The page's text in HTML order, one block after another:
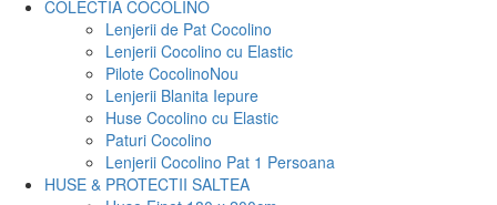
COLECTIA COCOLINO
Lenjerii de Pat Cocolino
Lenjerii Cocolino cu Elastic
Pilote CocolinoNou
Lenjerii Blanita Iepure
Huse Cocolino cu Elastic
Paturi Cocolino
Lenjerii Cocolino Pat 1 Persoana
HUSE & PROTECTII SALTEA